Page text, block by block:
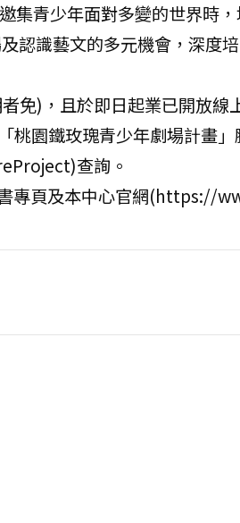
集青少年面對多變的世界時
認識藝文的多元機會，深度
)，且於即日起業已開放線
桃園鐵玫瑰青少年劇場計畫」
查詢。
專頁及本中心官網(https://